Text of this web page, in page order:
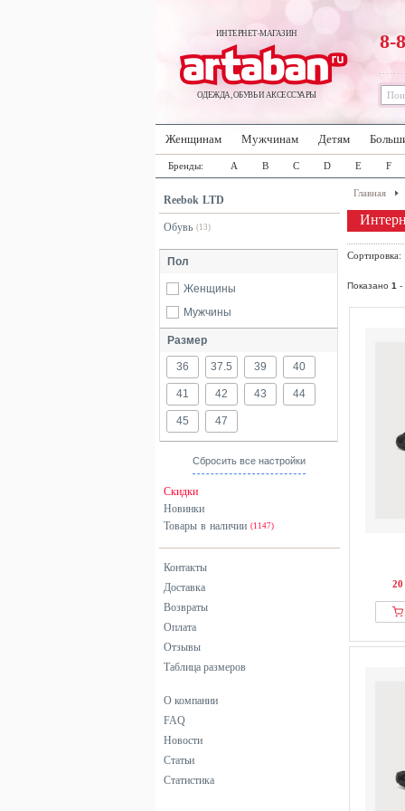
ИНТЕРНЕТ-МАГАЗИН
ОДЕЖДА, ОБУВЬ И АКСЕССУАРЫ
8-
Женщинам Мужчинам Детям
Бренды: A B C D E F
Reebok LTD
Обувь (13)
Пол
Женщины
Мужчины
Размер
36 37.5 39 40
41 42 43 44
45 47
Сбросить все настройки
Скидки
Новинки
Товары в наличии (1147)
Контакты
Доставка
Возвраты
Оплата
Отзывы
Таблица размеров
О компании
FAQ
Новости
Статьи
Статистика
Главная
Показано 1 -
20